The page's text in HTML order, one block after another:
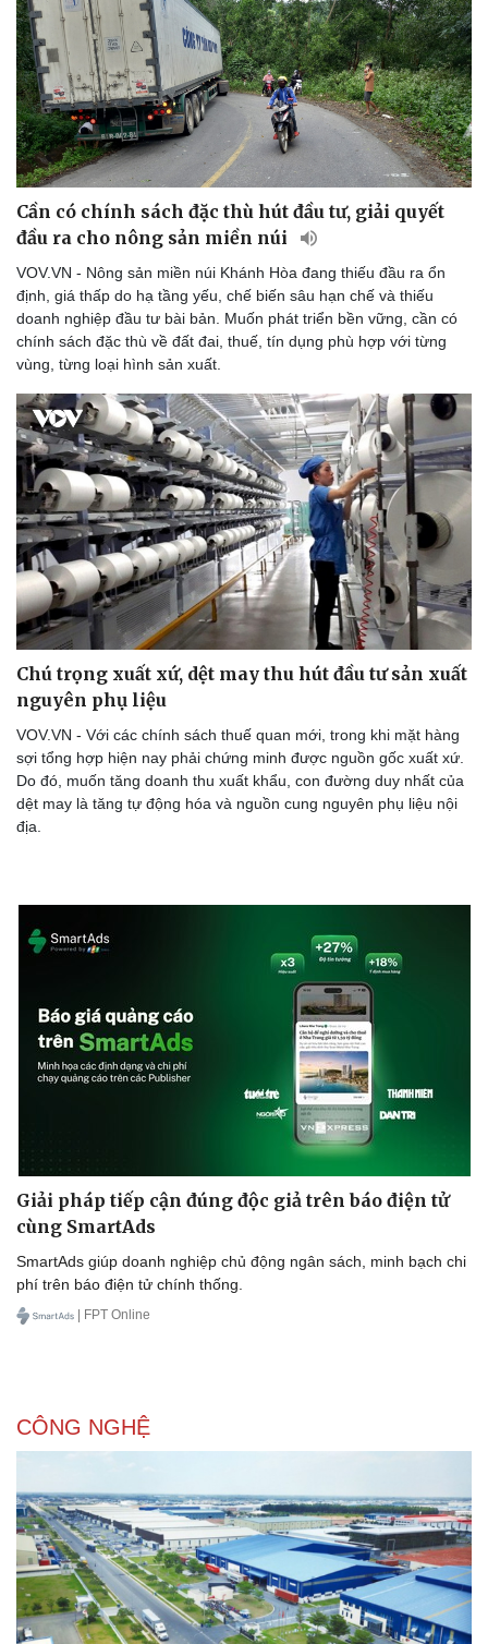
Doanh nghiệp
Thông tin doanh nghiệp
Doanh nghiệp 24h
Doanh nhân
Vì cộng đồng
Công nghệ
Sành điệu
Tin Công nghệ
Trải nghiệm
Chuyển đổi số
Sức khỏe
Dinh dưỡng - món ngon
Đời sống
Nhà đẹp
Cần có chính sách đặc thù hút đầu tư, giải quyết
đầu ra cho nông sản miền núi
VOV.VN - Nông sản miền núi Khánh Hòa đang thiếu đầu ra ổn
định, giá thấp do hạ tầng yếu, chế biến sâu hạn chế và thiếu
doanh nghiệp đầu tư bài bản. Muốn phát triển bền vững, cần có
chính sách đặc thù về đất đai, thuế, tín dụng phù hợp với từng
vùng, từng loại hình sản xuất.
Chú trọng xuất xứ, dệt may thu hút đầu tư sản xuất
nguyên phụ liệu
VOV.VN - Với các chính sách thuế quan mới, trong khi mặt hàng
sợi tổng hợp hiện nay phải chứng minh được nguồn gốc xuất xứ.
Do đó, muốn tăng doanh thu xuất khẩu, con đường duy nhất của
dệt may là tăng tự động hóa và nguồn cung nguyên phụ liệu nội
địa.
Giải pháp tiếp cận đúng độc giả trên báo điện tử
cùng SmartAds
SmartAds giúp doanh nghiệp chủ động ngân sách, minh bạch chi
phí trên báo điện tử chính thống.
| FPT Online
CÔNG NGHỆ